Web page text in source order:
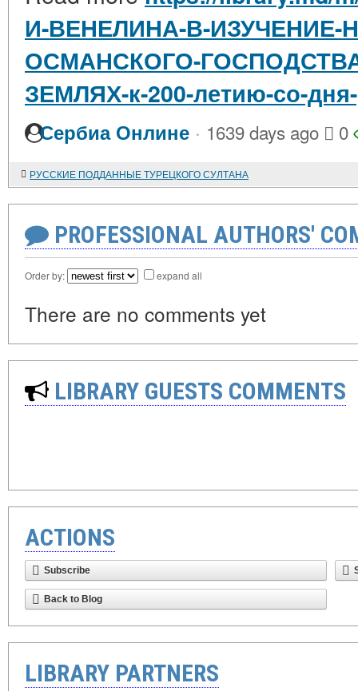
И-ВЕНЕЛИНА-В-
ОСМАНСКОГО-
ЗЕМЛЯХ-к-200-летию-со-
Сербиа Онлине · 1639 days ago 0
РУССКИЕ ПОДДАННЫЕ ТУРЕЦКОГО СУЛТАНА
PROFESSIONAL AUTHORS'
Order by: expand all
There are no comments yet
LIBRARY GUESTS COMMENTS
ACTIONS
Subscribe
Back to Blog
LIBRARY PARTNERS